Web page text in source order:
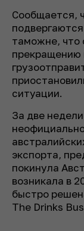
Сообщается,
таможне, что
прекращению
ситуации.
За две
экспорта,
покинула
возникала в
быстро
The Drinks